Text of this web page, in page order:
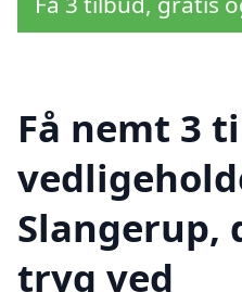
Få nemt 3
Slangerup,
tryg ved